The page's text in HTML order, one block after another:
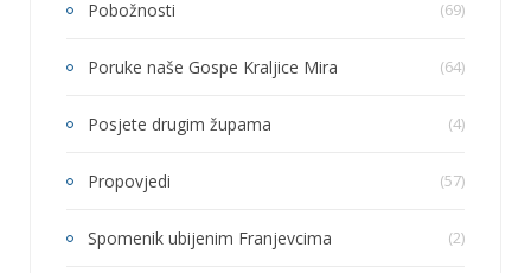
Pobožnosti (69)
Poruke naše Gospe Kraljice Mira (64)
Posjete drugim župama (4)
Propovjedi (57)
Spomenik ubijenim Franjevcima (2)